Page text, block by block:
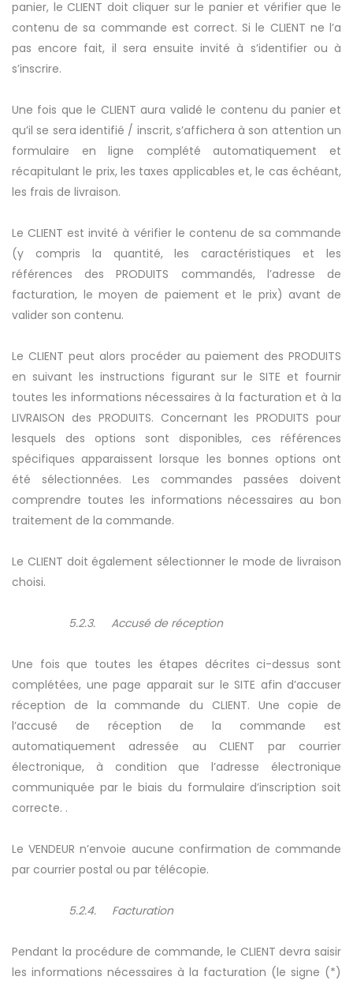
panier, le CLIENT doit cliquer sur le panier et vérifier que le
contenu de sa commande est correct. Si le CLIENT ne l’a
pas encore fait, il sera ensuite invité à s’identifier ou à
s’inscrire.
Une fois que le CLIENT aura validé le contenu du panier et
qu’il se sera identifié / inscrit, s’affichera à son attention un
formulaire en ligne complété automatiquement et
récapitulant le prix, les taxes applicables et, le cas échéant,
les frais de livraison.
Le CLIENT est invité à vérifier le contenu de sa commande
(y compris la quantité, les caractéristiques et les
références des PRODUITS commandés, l’adresse de
facturation, le moyen de paiement et le prix) avant de
valider son contenu.
Le CLIENT peut alors procéder au paiement des PRODUITS
en suivant les instructions figurant sur le SITE et fournir
toutes les informations nécessaires à la facturation et à la
LIVRAISON des PRODUITS. Concernant les PRODUITS pour
lesquels des options sont disponibles, ces références
spécifiques apparaissent lorsque les bonnes options ont
été sélectionnées. Les commandes passées doivent
comprendre toutes les informations nécessaires au bon
traitement de la commande.
Le CLIENT doit également sélectionner le mode de livraison
choisi.
5.2.3. Accusé de réception
Une fois que toutes les étapes décrites ci-dessus sont
complétées, une page apparait sur le SITE afin d’accuser
réception de la commande du CLIENT. Une copie de
l’accusé de réception de la commande est
automatiquement adressée au CLIENT par courrier
électronique, à condition que l’adresse électronique
communiquée par le biais du formulaire d’inscription soit
correcte. .
Le VENDEUR n’envoie aucune confirmation de commande
par courrier postal ou par télécopie.
5.2.4. Facturation
Pendant la procédure de commande, le CLIENT devra saisir
les informations nécessaires à la facturation (le signe (*)